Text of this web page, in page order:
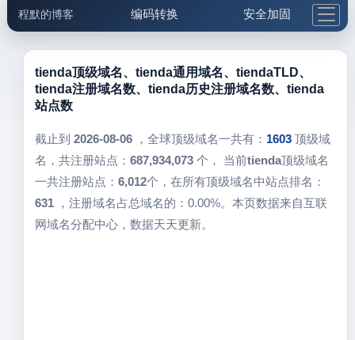
程默的博客 编码转换 安全加固
邮件工具 生活便民 更多工具
5.1支付宝大红包
tienda顶级域名、tienda通用域名、tiendaTLD、
tienda注册域名数、tienda历史注册域名数、tienda
站点数
截止到 2026-08-06，全球顶级域名一共有： 1603 顶级域
名，共注册站点： 687,934,073 个， 当前tienda顶级域名
一共注册站点： 6,012个，在所有顶级域名中站点排名：
631，注册域名占总域名的：0.00%。本页数据来自互联
网域名分配中心，数据天天更新。